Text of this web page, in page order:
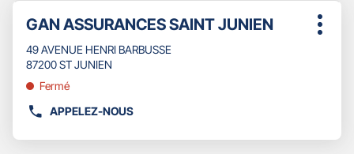
sur
touche
ENTRÉE
pour
amples
Point
vente
:
GAN ASSURANCES SAINT JUNIEN
49 AVENUE HENRI BARBUSSE
87200 ST JUNIEN
Fermé
APPELEZ-NOUS
AFFICHER
Plus